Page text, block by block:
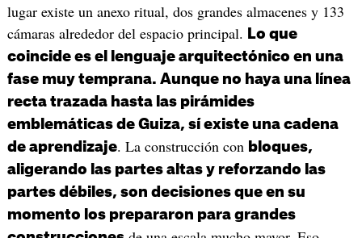
lugar existe un anexo ritual, dos grandes almacenes y 133
cámaras alrededor del espacio principal.
Lo que
coincide es el lenguaje arquitectónico en una
fase muy temprana. Aunque no haya una línea
recta trazada hasta las pirámides
emblemáticas de Guiza, sí existe una cadena
de aprendizaje. La construcción con bloques,
aligerando las partes altas y reforzando las
partes débiles, son decisiones que en su
momento los prepararon para grandes